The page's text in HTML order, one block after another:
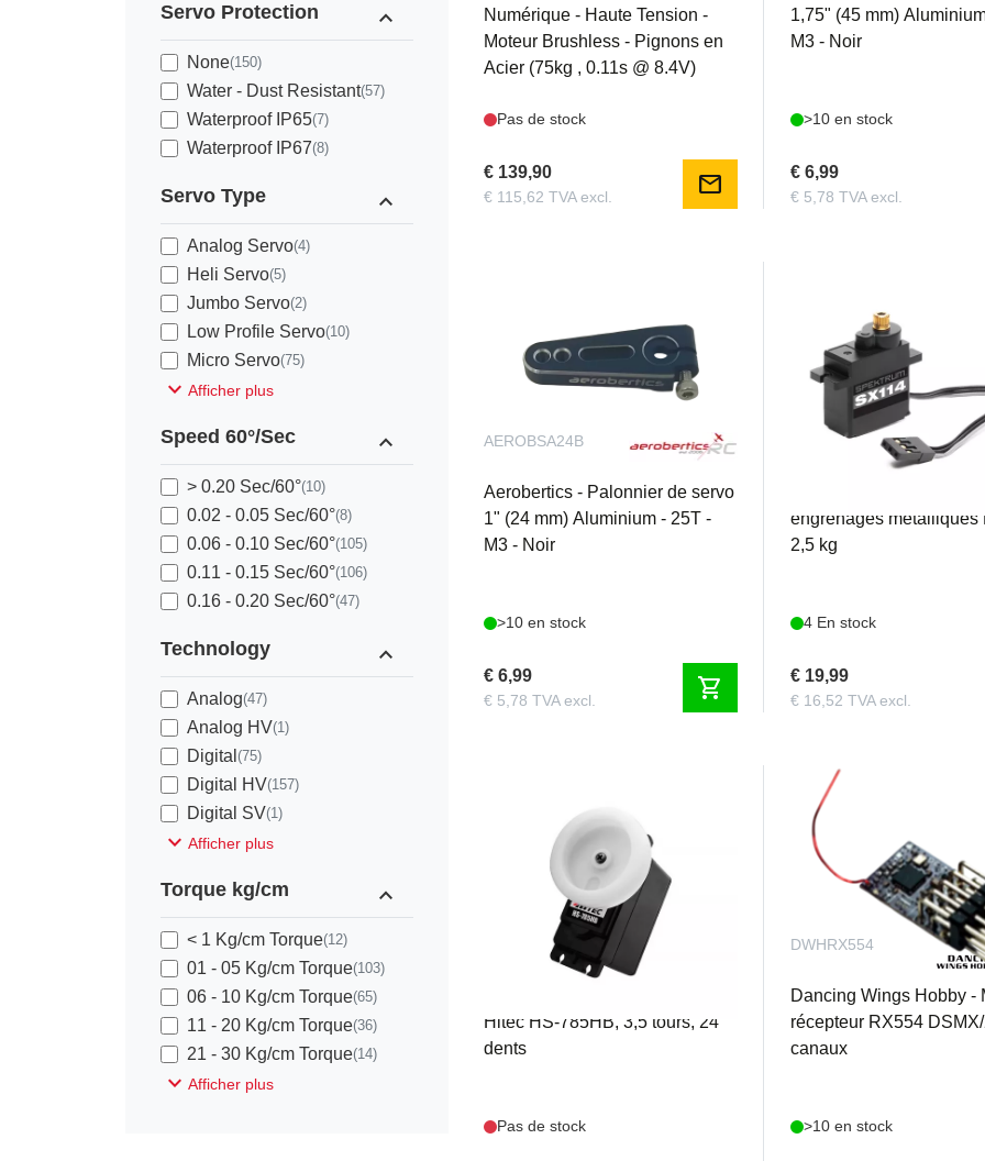
Servo Protection expand_less
None(150)
Water - Dust Resistant(57)
Waterproof IP65(7)
Waterproof IP67(8)
Servo Type expand_less
Analog Servo(4)
Heli Servo(5)
Jumbo Servo(2)
Low Profile Servo(10)
Micro Servo(75)
expand_more Afficher plus
Speed 60°/Sec expand_less
> 0.20 Sec/60°(10)
0.02 - 0.05 Sec/60°(8)
0.06 - 0.10 Sec/60°(105)
0.11 - 0.15 Sec/60°(106)
0.16 - 0.20 Sec/60°(47)
Technology expand_less
Analog(47)
Analog HV(1)
Digital (75)
Digital HV(157)
Digital SV(1)
expand_more Afficher plus
Torque kg/cm expand_less
< 1 Kg/cm Torque(12)
01 - 05 Kg/cm Torque(103)
06 - 10 Kg/cm Torque(65)
11 - 20 Kg/cm Torque(36)
21 - 30 Kg/cm Torque(14)
expand_more Afficher plus
Numérique - Haute Tension -
Moteur Brushless - Pignons en
Acier (75kg , 0.11s @ 8.4V)
Pas de stock
€ 139,90
€ 115,62 TVA excl. mail
1,75" (45 mm)
M3 - Noir
>10 en stock
€ 6,99
€ 5,78 TVA excl.
AEROBSA24B
Aerobertics - Palonnier de servo
1" (24 mm) Aluminium - 25T -
M3 - Noir
>10 en stock
€ 6,99
€ 5,78 TVA excl. shopping_cart
SPMSSX114
engrenages métalliques
2,5 kg
4 En stock
€ 19,99
€ 16,52 TVA excl.
HI33785S
Hitec HS-785HB, 3,5 tours, 24
dents
Pas de stock
DWHRX554
Dancing Wings Hobby -
récepteur RX554
canaux
>10 en stock